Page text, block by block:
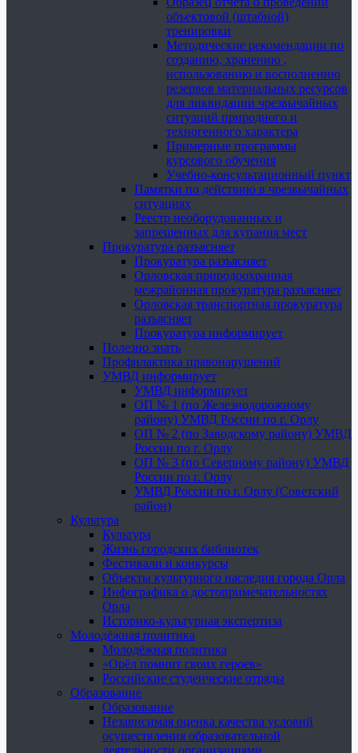
объектовой (штабной)
тренировки
Методические рекомендации по
созданию, хранению ,
использованию и восполнению
резервов материальных ресурсов
для ликвидации чрезвычайных
ситуаций природного и
техногенного характера
Примерные программы
курсового обучения
Учебно-консультационный пункт
Памятки по действию в чрезвычайных
ситуациях
Реестр необорудованных и
запрещенных для купания мест
Прокуратура разъясняет
Прокуратура разъясняет
Орловская природоохранная
межрайонная прокуратура разъясняет
Орловская транспортная прокуратура
разъясняет
Прокуратура информирует
Полезно знать
Профилактика правонарушений
УМВД информирует
УМВД информирует
ОП № 1 (по Железнодорожному
району) УМВД России по г. Орлу
ОП № 2 (по Заводскому району) УМВД
России по г. Орлу
ОП № 3 (по Северному району) УМВД
России по г. Орлу
УМВД России по г. Орлу (Советский
район)
Культура
Культура
Жизнь городских библиотек
Фестивали и конкурсы
Объекты культурного наследия города Орла
Инфографика о достопримечательностях
Орла
Историко-культурная экспертиза
Молодёжная политика
Молодёжная политика
«Орёл помнит своих героев»
Российские студенческие отряды
Образование
Образование
Независимая оценка качества условий
осуществления образовательной
деятельности организациями